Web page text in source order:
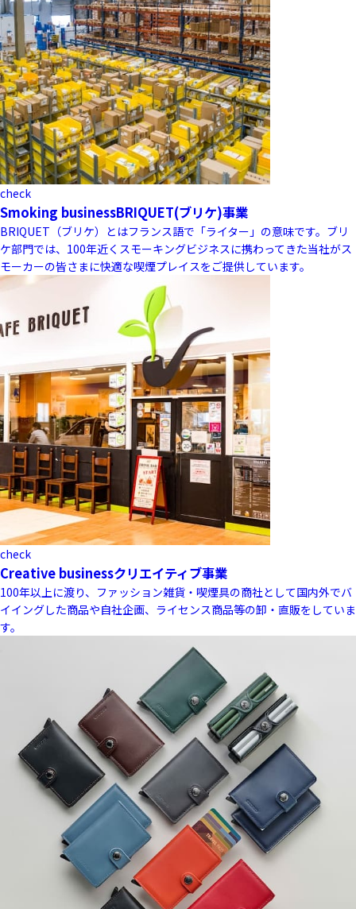
check
Smoking businessBRIQUET(ブリケ)事業
BRIQUET（ブリケ）とはフランス語で「ライター」の意味です。ブリ
ケ部門では、100年近くスモーキングビジネスに携わってきた当社がス
モーカーの皆さまに快適な喫煙プレイスをご提供しています。
check
Creative businessクリエイティブ事業
100年以上に渡り、ファッション雑貨・喫煙具の商社として国内外でバ
イイングした商品や自社企画、ライセンス商品等の卸・直販をしていま
す。